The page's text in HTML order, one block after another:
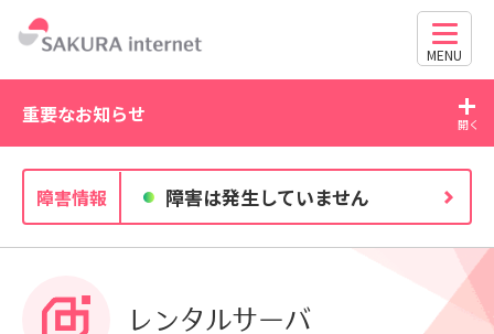
MENU
重要なお知らせ
2026/07/21
WordPress の脆弱性にご注意ください（CVE-2026-
障害情報 障害は発生していません
レンタルサーバ